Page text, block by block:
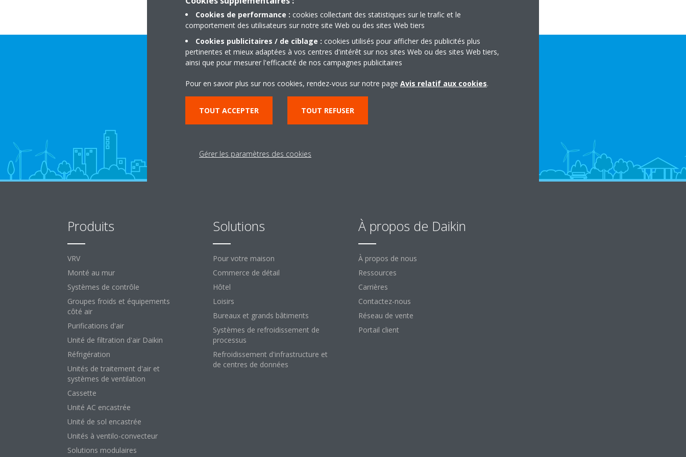
CONTACTEZ-NOUS
Produits
VRV
Monté au mur
Systèmes de contrôle
Groupes froids et équipements
côté air
Purifications d'air
Unité de filtration d'air Daikin
Réfrigération
Unités de traitement d'air et
systèmes de ventilation
Cassette
Unité AC encastrée
Unité de sol encastrée
Unités à ventilo-convecteur
Solutions modulaires
Solutions
Pour votre maison
Commerce de détail
Hôtel
Loisirs
Bureaux et grands bâtiments
Systèmes de refroidissement de
processus
Refroidissement d'infrastructure et
de centres de données
À propos de Daikin
À propos de nous
Ressources
Carrières
Contactez-nous
Réseau de vente
Portail client
Cookies de performance : cookies collectant des statistiques sur le trafic et le
comportement des utilisateurs sur notre site Web ou des sites Web tiers
Cookies publicitaires / de ciblage : cookies utilisés pour afficher des publicités plus
pertinentes et mieux adaptées à vos centres d'intérêt sur nos sites Web ou des sites Web tiers,
ainsi que pour mesurer l'efficacité de nos campagnes publicitaires
Pour en savoir plus sur nos cookies, rendez-vous sur notre page Avis relatif aux cookies.
TOUT ACCEPTER TOUT REFUSER
Gérer les paramètres des cookies